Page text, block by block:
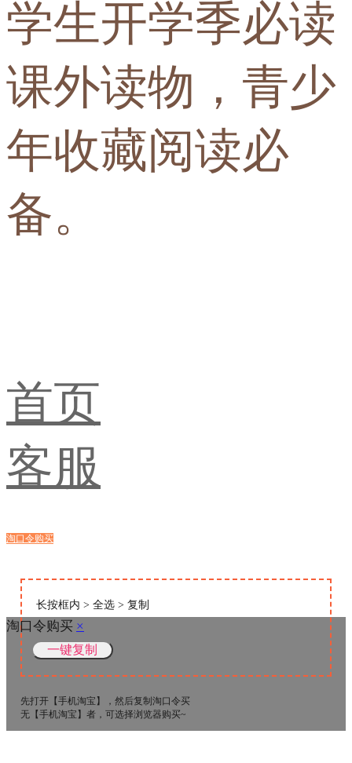
学生开学季必读
课外读物，青少
年收藏阅读必
备。
首页
客服
淘口令购买
浏览器购买
淘口令购买 ×
长按框内 > 全选 > 复制
先打开【手机淘宝】，然后复制淘口令买
无【手机淘宝】者，可选择浏览器购买~